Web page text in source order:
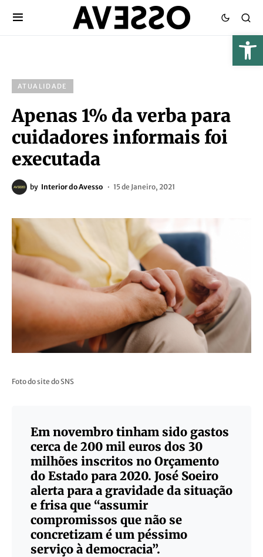
ATUALIDADE
Apenas 1% da verba para
cuidadores informais foi
executada
by Interior do Avesso 15 de Janeiro, 2021
Foto do site do SNS
Em novembro tinham sido gastos
cerca de 200 mil euros dos 30
milhões inscritos no Orçamento
do Estado para 2020. José Soeiro
alerta para a gravidade da situação
e frisa que “assumir
compromissos que não se
concretizam é um péssimo
serviço à democracia”.